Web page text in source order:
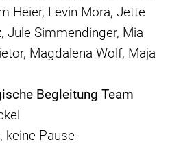
Heier, Levin Mora, Jette
Jule Simmendinger, Mia
Magdalena Wolf, Maja
Begleitung Team
Pause